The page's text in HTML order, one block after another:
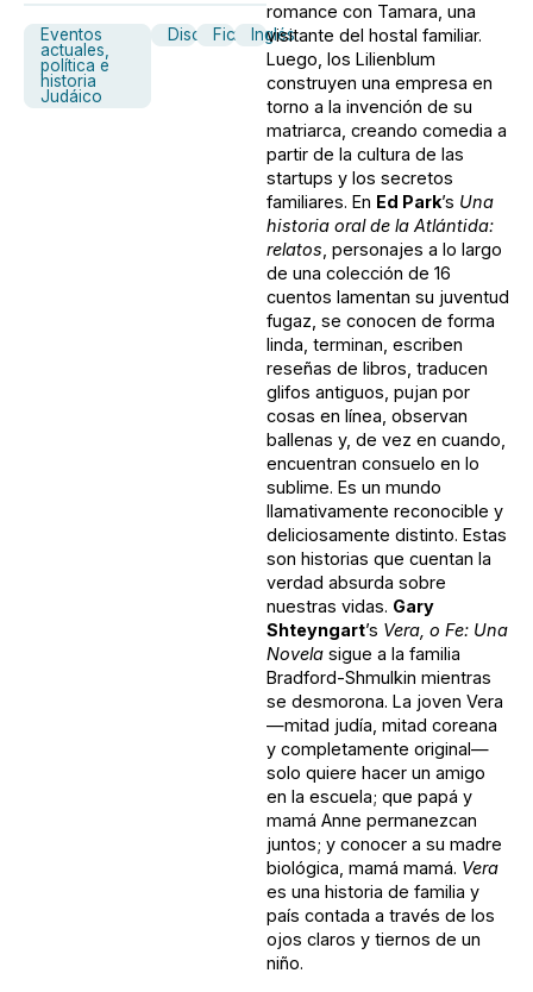
Eventos
actuales,
política e
historia
Judáico
DiscusiónFicciónInglés
romance con Tamara, una
visitante del hostal familiar.
Luego, los Lilienblum
construyen una empresa en
torno a la invención de su
matriarca, creando comedia a
partir de la cultura de las
startups y los secretos
familiares. En Ed Park’s Una
historia oral de la Atlántida:
relatos, personajes a lo largo
de una colección de 16
cuentos lamentan su juventud
fugaz, se conocen de forma
linda, terminan, escriben
reseñas de libros, traducen
glifos antiguos, pujan por
cosas en línea, observan
ballenas y, de vez en cuando,
encuentran consuelo en lo
sublime. Es un mundo
llamativamente reconocible y
deliciosamente distinto. Estas
son historias que cuentan la
verdad absurda sobre
nuestras vidas. Gary
Shteyngart’s Vera, o Fe: Una
Novela sigue a la familia
Bradford-Shmulkin mientras
se desmorona. La joven Vera
—mitad judía, mitad coreana
y completamente original—
solo quiere hacer un amigo
en la escuela; que papá y
mamá Anne permanezcan
juntos; y conocer a su madre
biológica, mamá mamá. Vera
es una historia de familia y
país contada a través de los
ojos claros y tiernos de un
niño.